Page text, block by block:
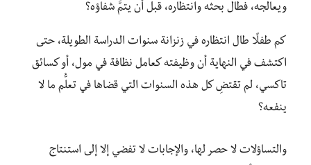
ويعالجه، فطال بحثه وانتظاره، قبل أن يتمَّ شفاؤه؟
كم طفلًا طال انتظاره في زنزانة سنوات الدراسة الطويلة، حتى
اكتشف في النهاية أن وظيفته كعامل نظافة في مول، أو كسائق
تاكسي، لم تقتضِ كل هذه السنوات التي قضاها في تعلُّم ما لا
ينفعه؟
والتساؤلات لا حصر لها، والإجابات لا تفضي إلا إلى استنتاج